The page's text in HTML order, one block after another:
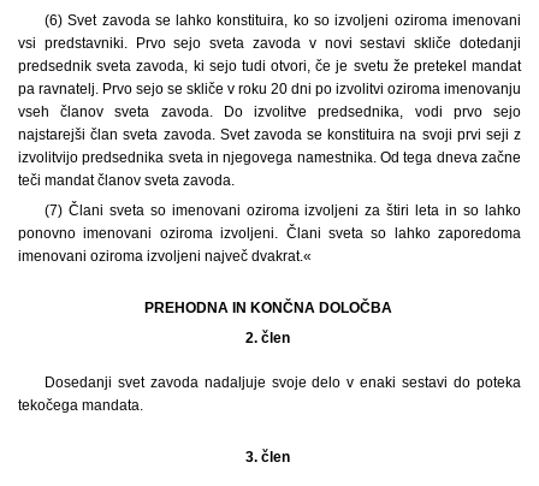
(6) Svet zavoda se lahko konstituira, ko so izvoljeni oziroma imenovani
vsi predstavniki. Prvo sejo sveta zavoda v novi sestavi skliče dotedanji
predsednik sveta zavoda, ki sejo tudi otvori, če je svetu že pretekel mandat
pa ravnatelj. Prvo sejo se skliče v roku 20 dni po izvolitvi oziroma imenovanju
vseh članov sveta zavoda. Do izvolitve predsednika, vodi prvo sejo
najstarejši član sveta zavoda. Svet zavoda se konstituira na svoji prvi seji z
izvolitvijo predsednika sveta in njegovega namestnika. Od tega dneva začne
teči mandat članov sveta zavoda.
(7) Člani sveta so imenovani oziroma izvoljeni za štiri leta in so lahko
ponovno imenovani oziroma izvoljeni. Člani sveta so lahko zaporedoma
imenovani oziroma izvoljeni največ dvakrat.«
PREHODNA IN KONČNA DOLOČBA
2. člen
Dosedanji svet zavoda nadaljuje svoje delo v enaki sestavi do poteka
tekočega mandata.
3. člen